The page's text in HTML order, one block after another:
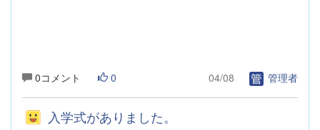
0コメント 0 04/08 管理者
入学式がありました。